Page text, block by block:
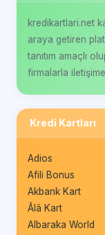
kredikartlari.net
araya getiren
tanıtım amaçlı
firmalarla
Kredi Kartları
Adios
Afili Bonus
Akbank Kart
Âlâ Kart
Albaraka World